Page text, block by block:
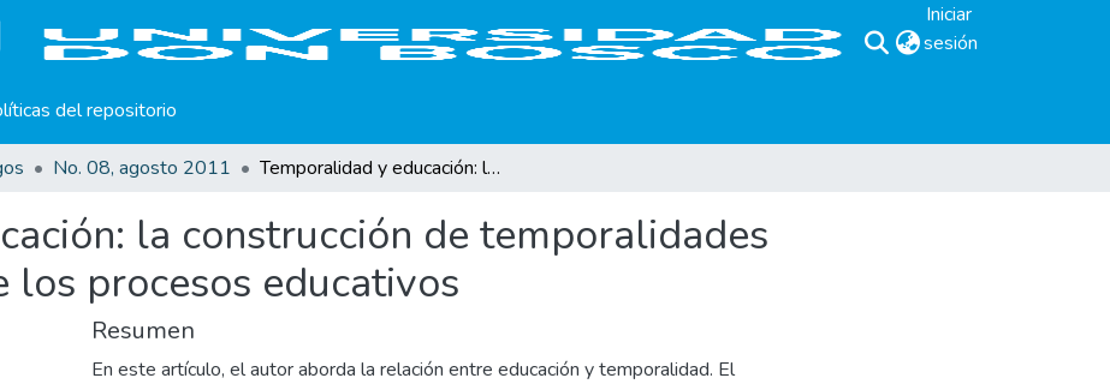
Iniciar
sesión
del repositorio
No. 08, agosto 2011 Temporalidad y educación: la construcción de temporalidades humanizantes desde los procesos educativos
la construcción de temporalidades
los procesos educativos
Resumen
En este artículo, el autor aborda la relación entre educación y temporalidad. El